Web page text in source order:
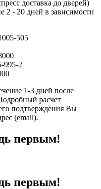
доставка до дверей)
2 - 20 дней в зависимости
505
995-2
1-3 дней после
расчет
подтверждения Вы
(email).
первым!
первым!